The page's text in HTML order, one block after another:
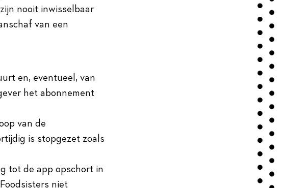
nooit inwisselbaar
van een
en, eventueel, van
het abonnement
van de
is stopgezet zoals
tot de app opschort in
niet